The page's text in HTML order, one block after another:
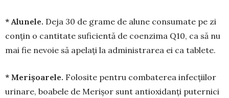
* Alunele. Deja 30 de grame de alune consumate pe zi
conțin o can­titate suficientă de coenzima Q10, ca să nu
mai fie nevoie să apelați la ad­ministrarea ei ca tablete.
* Merișoarele. Folosite pentru com­­­baterea infecțiilor
uri­nare, boabele de Merișor sunt anti­oxi­danți puternici